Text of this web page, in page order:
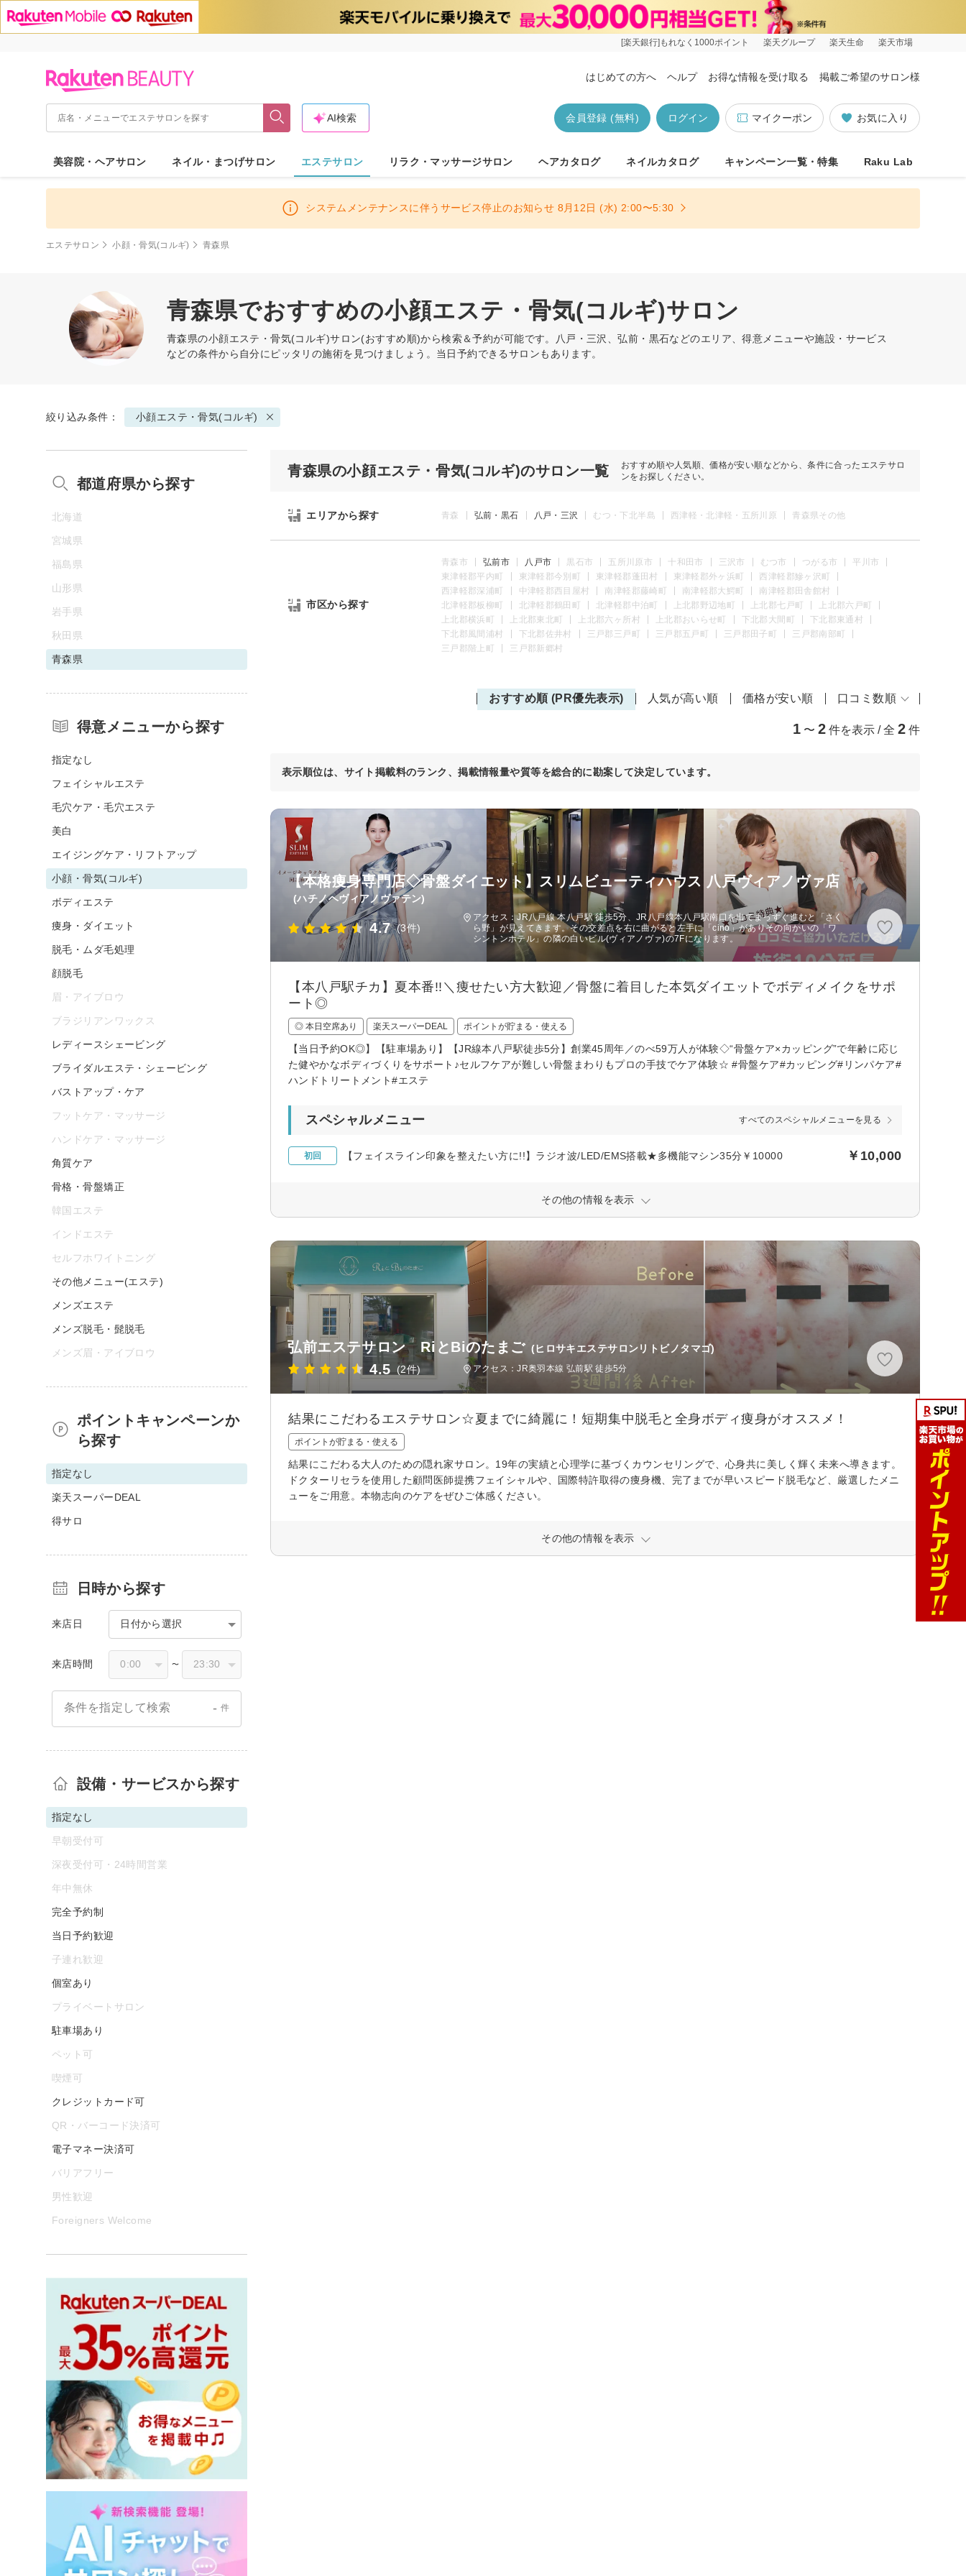
[楽天銀行]もれなく1000ポイント 楽天グループ 楽天生命 楽天市場
はじめての方へ ヘルプ お得な情報を受け取る 掲載ご希望のサロン様
お気に入り
マイクーポン
ログイン
会員登録 (無料)
AI検索
美容院・ヘアサロン ネイル・まつげサロン エステサロン リラク・マッサージサロン ヘアカタログ ネイルカタログ キャンペーン一覧・特集 Raku Lab
システムメンテナンスに伴うサービス停止のお知らせ 8月12日 (水) 2:00〜5:30
エステサロン 小顔・骨気(コルギ) 青森県
青森県でおすすめの小顔エステ・骨気(コルギ)サロン
青森県の小顔エステ・骨気(コルギ)サロン(おすすめ順)から検索＆予約が可能です。八戸・三沢、弘前・黒石などのエリア、得意メニューや施設・サービス
などの条件から自分にピッタリの施術を見つけましょう。当日予約できるサロンもあります。
絞り込み条件： 小顔エステ・骨気(コルギ)
青森県の小顔エステ・骨気(コルギ)のサロン一覧
おすすめ順や人気順、価格が安い順などから、条件に合ったエステサロ
ンをお探しください。
エリアから探す 青森 弘前・黒石 八戸・三沢 むつ・下北半島 西津軽・北津軽・五所川原 青森県その他
市区から探す
青森市 弘前市 八戸市 黒石市 五所川原市 十和田市 三沢市 むつ市 つがる市
平川市
東津軽郡平内町
東津軽郡今別町 東津軽郡蓬田村 東津軽郡外ヶ浜町
西津軽郡鰺ヶ沢町
西津軽郡深浦町
中津軽郡西目屋村 南津軽郡藤崎町 南津軽郡大鰐町
南津軽郡田舎館村
北津軽郡板柳町
北津軽郡鶴田町 北津軽郡中泊町 上北郡野辺地町 上北郡七戸町
上北郡六戸町
上北郡横浜町
上北郡東北町 上北郡六ヶ所村 上北郡おいらせ町 下北郡大間町
下北郡東通村
下北郡風間浦村
下北郡佐井村 三戸郡三戸町 三戸郡五戸町 三戸郡田子町
三戸郡南部町
三戸郡階上町
三戸郡新郷村
おすすめ順 (PR優先表示) 人気が高い順 価格が安い順 口コミ数順
1 〜 2 件を表示 / 全 2 件
表示順位は、サイト掲載料のランク、掲載情報量や質等を総合的に勘案して決定しています。
【本格痩身専門店◇骨盤ダイエット】スリムビューティハウス 八戸ヴィアノヴァ店
(ハチノヘヴィアノヴァテン)
4.7 (3件)
アクセス：JR八戸線 本八戸駅 徒歩5分、JR八戸線本八戸駅南口を出てまっすぐ進むと「さく
ら野」が見えてきます。その交差点を右に曲がると左手に「cino」がありその向かいの「ワ
シントンホテル」の隣の白いビル(ヴィアノヴァ)の7Fになります。
【本八戸駅チカ】夏本番!!＼痩せたい方大歓迎／骨盤に着目した本気ダイエットでボディメイクをサポ
ート◎
◎ 本日空席あり 楽天スーパーDEAL ポイントが貯まる・使える
【当日予約OK◎】【駐車場あり】【JR線本八戸駅徒歩5分】創業45周年／のべ59万人が体験◇“骨盤ケア×カッピング”で年齢に応じ
た健やかなボディづくりをサポート♪セルフケアが難しい骨盤まわりもプロの手技でケア体験☆ #骨盤ケア#カッピング#リンパケア#
ハンドトリートメント#エステ
スペシャルメニュー すべてのスペシャルメニューを見る
初回 【フェイスライン印象を整えたい方に!!】ラジオ波/LED/EMS搭載★多機能マシン35分￥10000 ￥10,000
その他の情報を表示
弘前エステサロン RiとBiのたまご (ヒロサキエステサロンリトビノタマゴ)
4.5 (2件) アクセス：JR奥羽本線 弘前駅 徒歩5分
結果にこだわるエステサロン☆夏までに綺麗に！短期集中脱毛と全身ボディ痩身がオススメ！
ポイントが貯まる・使える
結果にこだわる大人のための隠れ家サロン。19年の実績と心理学に基づくカウンセリングで、心身共に美しく輝く未来へ導きます。
ドクターリセラを使用した顧問医師提携フェイシャルや、国際特許取得の痩身機、完了までが早いスピード脱毛など、厳選したメニ
ューをご用意。本物志向のケアをぜひご体感ください。
その他の情報を表示
都道府県から探す
北海道
宮城県
福島県
山形県
岩手県
秋田県
青森県
得意メニューから探す
指定なし
フェイシャルエステ
毛穴ケア・毛穴エステ
美白
エイジングケア・リフトアップ
小顔・骨気(コルギ)
ボディエステ
痩身・ダイエット
脱毛・ムダ毛処理
顔脱毛
眉・アイブロウ
ブラジリアンワックス
レディースシェービング
ブライダルエステ・シェービング
バストアップ・ケア
フットケア・マッサージ
ハンドケア・マッサージ
角質ケア
骨格・骨盤矯正
韓国エステ
インドエステ
セルフホワイトニング
その他メニュー(エステ)
メンズエステ
メンズ脱毛・髭脱毛
メンズ眉・アイブロウ
ポイントキャンペーンか
ら探す
指定なし
楽天スーパーDEAL
得サロ
日時から探す
来店日 日付から選択
来店時間 〜
条件を指定して検索 - 件
設備・サービスから探す
指定なし
早朝受付可
深夜受付可・24時間営業
年中無休
完全予約制
当日予約歓迎
子連れ歓迎
個室あり
プライベートサロン
駐車場あり
ペット可
喫煙可
クレジットカード可
QR・バーコード決済可
電子マネー決済可
バリアフリー
男性歓迎
Foreigners Welcome